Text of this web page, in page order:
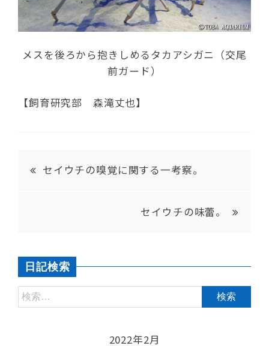
メスを後ろから抱きしめるタカアシガニ（交尾
前ガード）
【飼育研究部 森滝丈也】
セイウチの嗅覚に関する一考察。
セイウチの味蕾。
日記検索
2022年2月